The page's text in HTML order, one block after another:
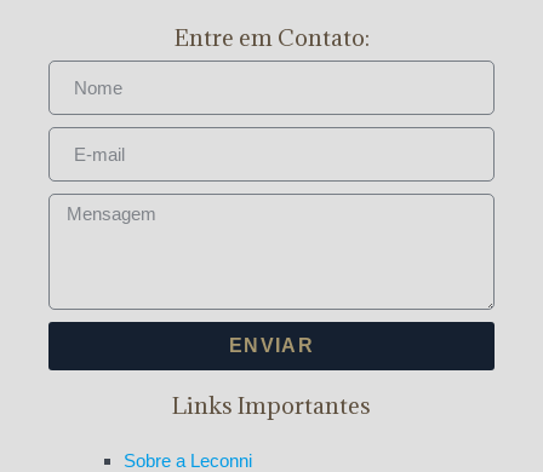
Entre em Contato:
ENVIAR
Links Importantes
Sobre a Leconni